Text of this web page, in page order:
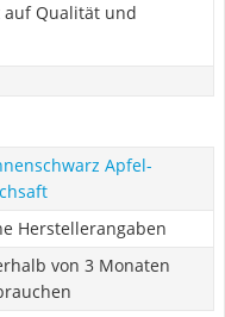
auf Qualität und
Apfel-
Herstellerangaben
von 3 Monaten